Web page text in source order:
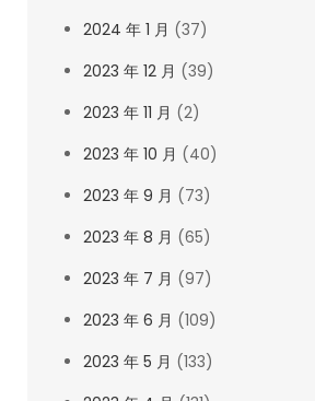
2024 年 1 月 (37)
2023 年 12 月 (39)
2023 年 11 月 (2)
2023 年 10 月 (40)
2023 年 9 月 (73)
2023 年 8 月 (65)
2023 年 7 月 (97)
2023 年 6 月 (109)
2023 年 5 月 (133)